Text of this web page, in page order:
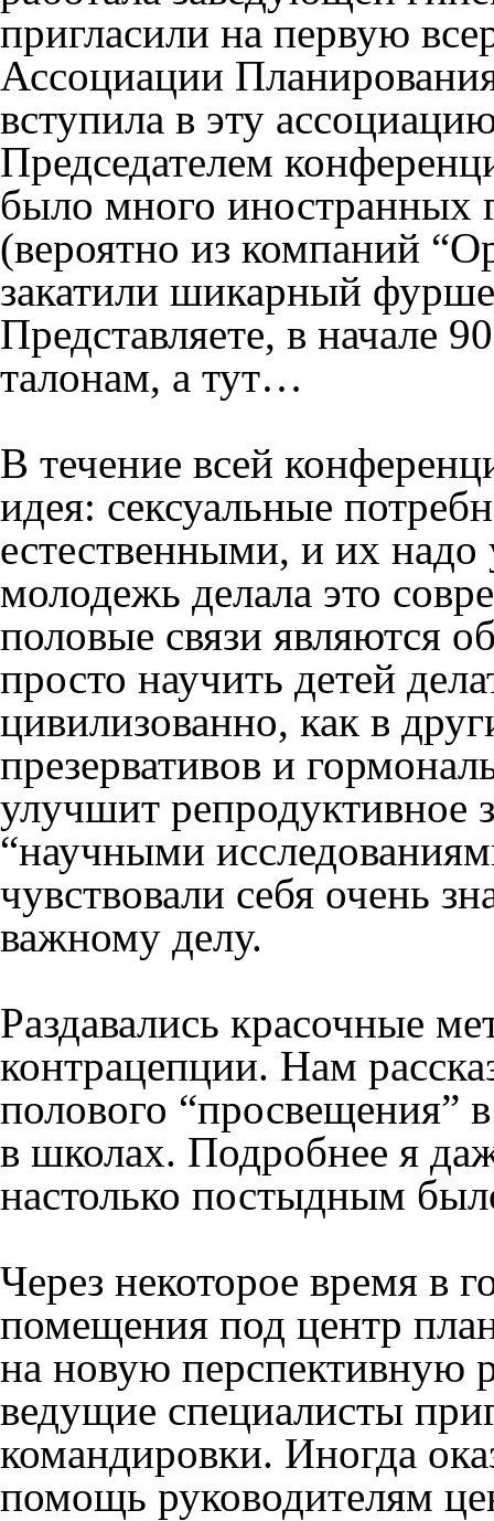
пригласили на первую
Ассоциации
вступила в эту
Председателем
было много иностранных
(вероятно из компаний
закатили шикарный
Представляете, в начале
талонам, а тут…
В течение всей
идея: сексуальные
естественными, и их
молодежь делала это
половые связи являются
просто научить детей
цивилизованно, как в
презервативов и
улучшит репродуктивное
“научными
чувствовали себя очень
важному делу.
Раздавались красочные
контрацепции. Нам
полового “просвещения”
в школах. Подробнее я
настолько постыдным
Через некоторое время в
помещения под центр
на новую перспективную
ведущие специалисты
командировки. Иногда
помощь руководителям